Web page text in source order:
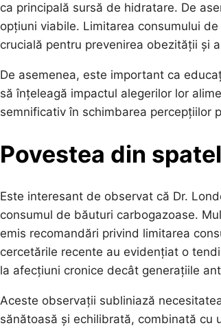
ca principală sursă de hidratare. De
opțiuni viabile. Limitarea consumului
crucială pentru prevenirea obezității și
De asemenea, este important ca
să înțeleagă impactul alegerilor lor
semnificativ în schimbarea percepțiilor
Povestea din
Este interesant de observat că Dr.
consumul de băuturi carbogazoase.
emis recomandări privind limitarea
cercetările recente au evidențiat o
la afecțiuni cronice decât generațiile
Aceste observații subliniază
sănătoasă și echilibrată, combinată cu